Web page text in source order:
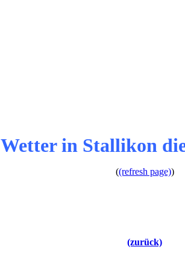
Wetter in Stallikon
((refresh page))
(zurück)